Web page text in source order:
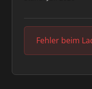
Fehler beim